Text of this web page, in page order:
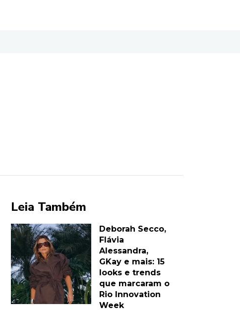
Leia Também
Deborah Secco,
Flávia
Alessandra,
GKay e mais: 15
looks e trends
que marcaram o
Rio Innovation
Week